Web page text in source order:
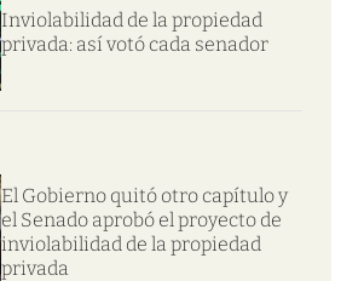
Inviolabilidad de la propiedad
privada: así votó cada senador
El Gobierno quitó otro capítulo y
el Senado aprobó el proyecto de
inviolabilidad de la propiedad
privada